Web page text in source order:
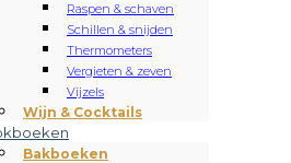
Raspen & schaven
Schillen & snijden
Thermometers
Vergieten & zeven
Vijzels
Wijn & Cocktails
Bakboeken